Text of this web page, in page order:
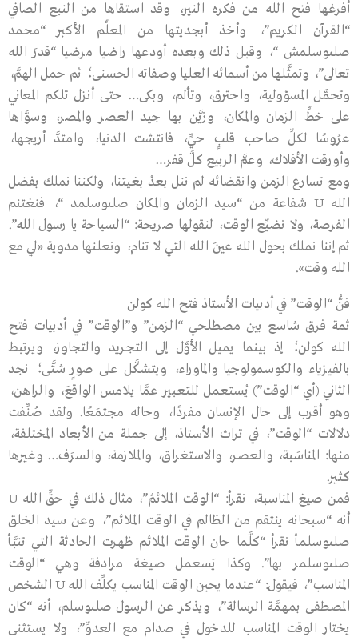
أفرغها فتح الله من فكره النير، وقد استقاها من النبع الصافي
“القرآن الكريم”، وأخذ أبجديتها من المعلِّم الأكبر “محمد
صلىوسلمش “، وقبل ذلك وبعده أودعها راضيا مرضيا “قدرَ الله
تعالى”، وتمثَّلها من أسمائه العليا وصفاته الحسنى؛ ثم حمل الهمَّ،
وتحمَّل المسؤولية، واحترق، وتألم، وبكى… حتى أنزل تلكم المعاني
على خطِّ الزمان والمكان، وزيَّن بها جيد العصر والمصر، وسوَّاها
عرُوسًا لكلِّ صاحب قلبٍ حيٍّ، فانتشت الدنيا، وامتدَّ أريجها،
وأورقت الأفلاك، وعمَّ الربيع كلَّ قفر…
ومع تسارع الزمن وانقضائه لم ننل بعدُ بغيتنا، ولكننا نملك بفضل
الله U شفاعة من “سيد الزمان والمكان صلىوسلمد “، فنغتنم
الفرصة، ولا نضيِّع الوقت، لنقولها صريحة: “السياحة يا رسول الله”.
ثم إننا نملك بحول الله عينَ الله التي لا تنام، ونعلنها مدوية «لي مع
الله وقت».
فنُّ “الوقت” في أدبيات الأستاذ فتح الله كولن
ثمة فرق شاسع بين مصطلحي “الزمن” و”الوقت” في أدبيات فتح
الله كولن؛ إذ بينما يميل الأوَّل إلى التجريد والتجاوز، ويرتبط
بالفيزياء والكوسمولوجيا والماوراء، ويتشكَّل على صورٍ شتَّى؛ نجد
الثاني (أي “الوقت”) يُستعمل للتعبير عمَّا يلامس الواقعَ، والراهن،
وهو أقرب إلى حال الإنسان مفردًا، وحاله مجتمَعًا. ولقد صُنِّفت
دلالات “الوقت”، في تراث الأستاذ، إلى جملة من الأبعاد المختلفة،
منها: المناسَبة، والعصر، والاستغراق، والملازمة، والسرَف… وغيرها
كثير.
فمن صيغ المناسبة، نقرأ: “الوقت الملائمُ”، مثال ذلك في حقِّ الله U
أنه “سبحانه ينتقم من الظالم في الوقت الملائم”، وعن سيد الخلق
صلىوسلمأ نقرأ “كلَّما حان الوقت الملائم ظهرت الحادثة التي تنبَّأ
صلىوسلمر بها”. وكذا يَسعمل صيغة مرادفة وهي “الوقت
المناسب”، فيقول: “عندما يحين الوقت المناسب يكلِّف الله U الشخص
المصطفى بمهمَّة الرسالة”، ويذكر عن الرسول صلىوسلم، أنه “كان
يختار الوقت المناسب للدخول في صدام مع العدوِّ”، ولا يستثنى